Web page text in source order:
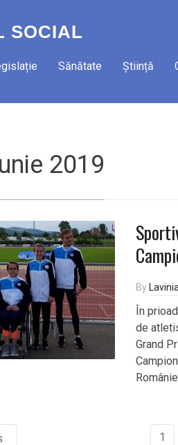
SOCIAL
Sănătate Știință
2019
By
În
de
Grand
1